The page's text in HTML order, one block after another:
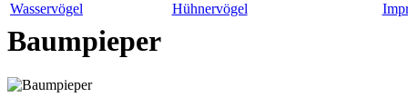
Wasservögel
Hühnervögel
Baumpieper